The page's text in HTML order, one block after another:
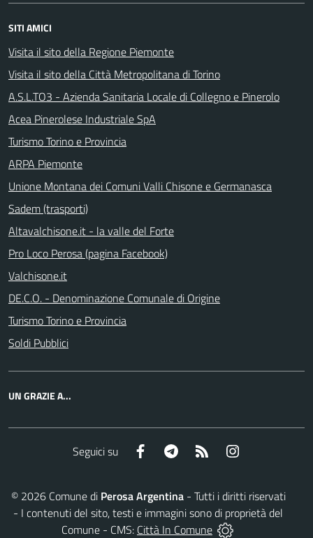
SITI AMICI
Visita il sito della Regione Piemonte
Visita il sito della Città Metropolitana di Torino
A.S.L.TO3 - Azienda Sanitaria Locale di Collegno e Pinerolo
Acea Pinerolese Industriale SpA
Turismo Torino e Provincia
ARPA Piemonte
Unione Montana dei Comuni Valli Chisone e Germanasca
Sadem (trasporti)
Altavalchisone.it - la valle del Forte
Pro Loco Perosa (pagina Facebook)
Valchisone.it
DE.C.O. - Denominazione Comunale di Origine
Turismo Torino e Provincia
Soldi Pubblici
UN GRAZIE A...
Seguici su Facebook Telegram RSS
© 2026Comune di Perosa Argentina- Tutti i diritti riservati
- I contenuti del sito, testi e immagini sono di proprietà del
Comune - CMS: Città In Comune